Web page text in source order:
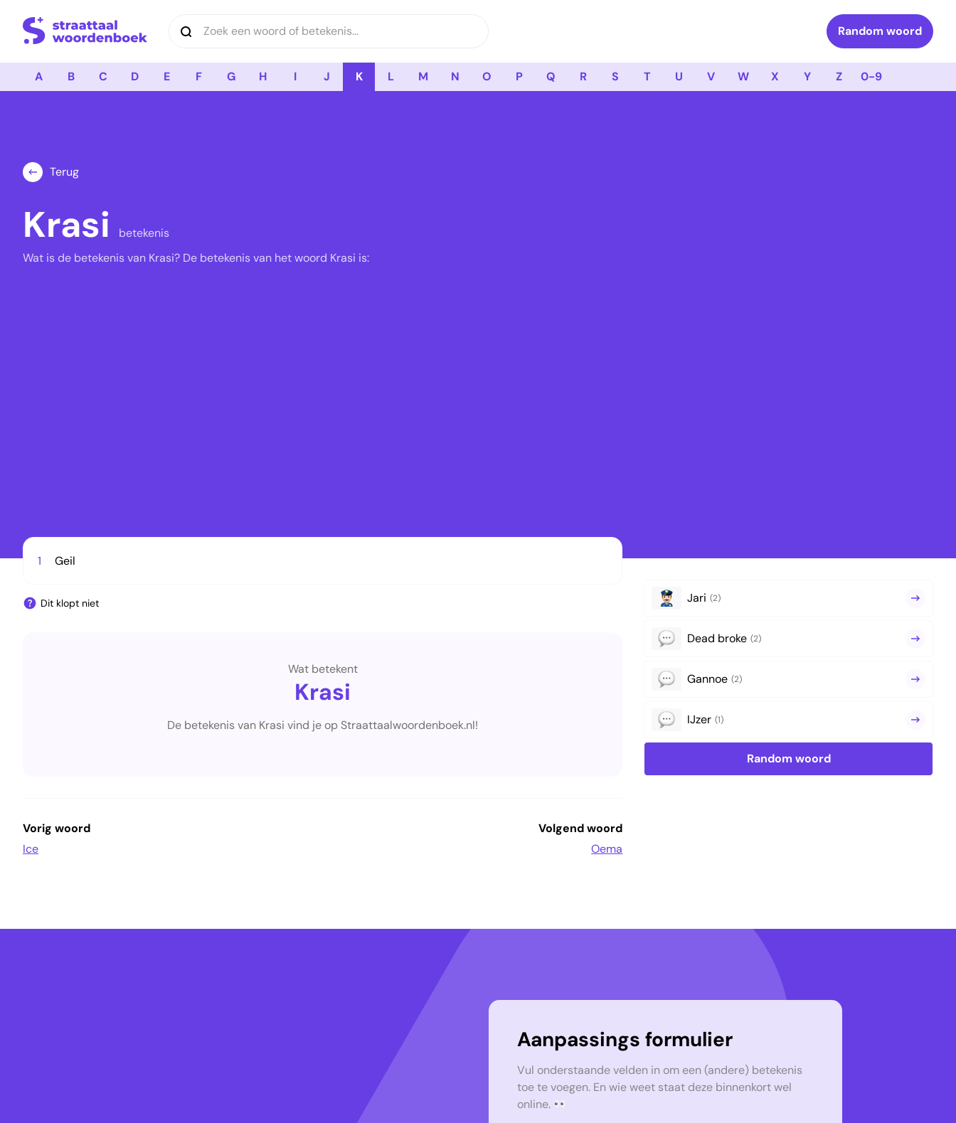
Logo Straattaal Woordenboek Random woord
A B C D E F G H I J K L M N O P Q R S T U V W X Y Z 0-9
Terug
Krasi
betekenis
Wat is de betekenis van Krasi? De betekenis van het woord Krasi is:
1 Geil
Dit klopt niet
Wat betekent
Krasi
De betekenis van Krasi vind je op Straattaalwoordenboek.nl!
Vorig woord
Ice
Volgend woord
Oema
Jari (2)
Dead broke (2)
Gannoe (2)
IJzer (1)
Random woord
Aanpassings formulier
Vul onderstaande velden in om een (andere) betekenis
toe te voegen. En wie weet staat deze binnenkort wel
online.